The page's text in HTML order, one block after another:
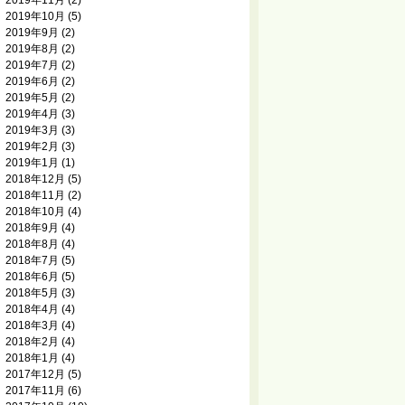
2019年10月 (5)
2019年9月 (2)
2019年8月 (2)
2019年7月 (2)
2019年6月 (2)
2019年5月 (2)
2019年4月 (3)
2019年3月 (3)
2019年2月 (3)
2019年1月 (1)
2018年12月 (5)
2018年11月 (2)
2018年10月 (4)
2018年9月 (4)
2018年8月 (4)
2018年7月 (5)
2018年6月 (5)
2018年5月 (3)
2018年4月 (4)
2018年3月 (4)
2018年2月 (4)
2018年1月 (4)
2017年12月 (5)
2017年11月 (6)